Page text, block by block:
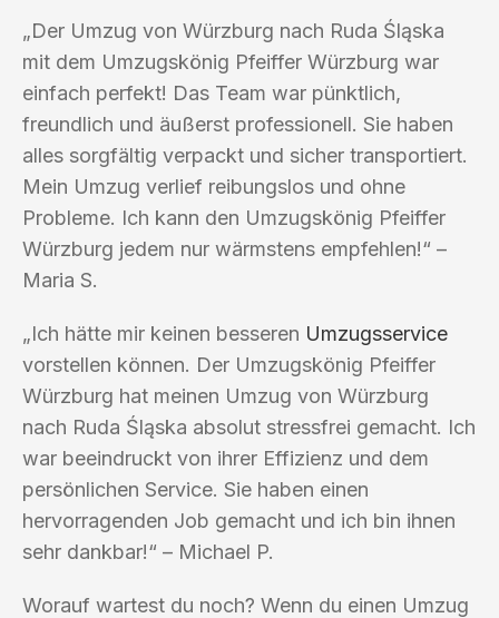
„Der Umzug von Würzburg nach Ruda Śląska
mit dem Umzugskönig Pfeiffer Würzburg war
einfach perfekt! Das Team war pünktlich,
freundlich und äußerst professionell. Sie haben
alles sorgfältig verpackt und sicher transportiert.
Mein Umzug verlief reibungslos und ohne
Probleme. Ich kann den Umzugskönig Pfeiffer
Würzburg jedem nur wärmstens empfehlen!“ –
Maria S.
„Ich hätte mir keinen besseren Umzugsservice
vorstellen können. Der Umzugskönig Pfeiffer
Würzburg hat meinen Umzug von Würzburg
nach Ruda Śląska absolut stressfrei gemacht. Ich
war beeindruckt von ihrer Effizienz und dem
persönlichen Service. Sie haben einen
hervorragenden Job gemacht und ich bin ihnen
sehr dankbar!“ – Michael P.
Worauf wartest du noch? Wenn du einen Umzug